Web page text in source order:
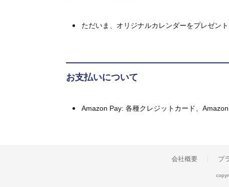
ただいま、オリジナルカレンダーをプレゼント
お支払いについて
Amazon Pay: 各種クレジットカード、
会社概要 プ